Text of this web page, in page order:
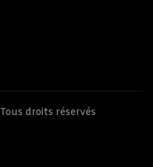
Tous droits réservés